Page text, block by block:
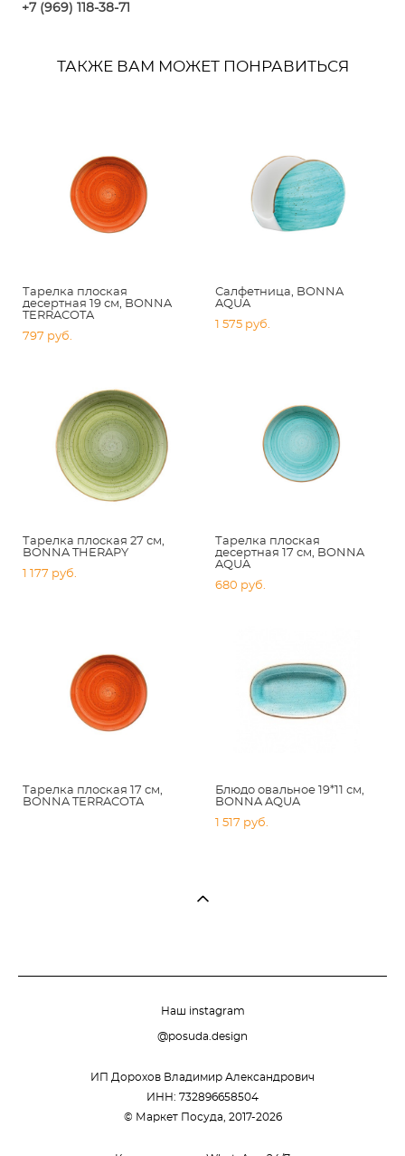
+7 (969) 118-38-7
ТАКЖЕ ВАМ МОЖЕТ ПОНРАВИТЬСЯ
Тарелка плоская
десертная 19 см, BONNA
TERRACOTA
797 pуб.
Салфетница, BONNA
AQUA
1 575 pуб.
Тарелка плоская 27 см,
BONNA THERAPY
1 177 pуб.
Тарелка плоская
десертная 17 см, BONNA
AQUA
680 pуб.
Тарелка плоская 17 см,
BONNA TERRACOTA
Блюдо овальное 19*11 см,
BONNA AQUA
1 517 pуб.
Наш instagram
@posuda.design
ИП Дорохов Владимир Александрович
ИНН: 732896658504
© Маркет Посуда, 2017-2026